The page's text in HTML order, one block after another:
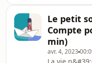
histoires
d&#39;autrefois. Texte :
Rudyard
chiens de chasse...
courtes à
avant
n&#39;importe quand
Le petit
Compte
min)
avr. 4, 2023